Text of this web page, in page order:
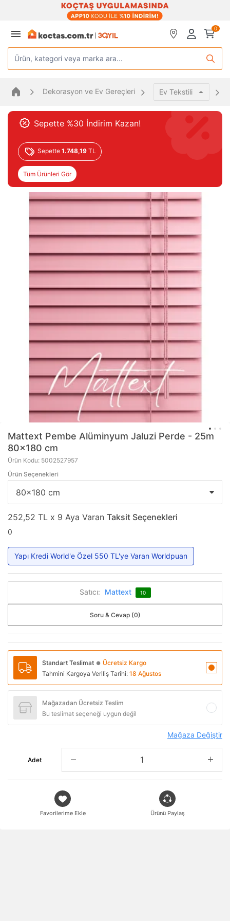
0
Ürün, kategori veya marka ara...
Dekorasyon ve Ev Gereçleri Ev Tekstili
Sepette %30 İndirim Kazan!
Sepette 1.748,19 TL
Tüm Ürünleri Gör
Mattext Pembe Alüminyum Jaluzi Perde - 25m
80x180 cm
Ürün Kodu: 5002527957
Ürün Seçenekleri
252,52 TL x 9 Aya Varan Taksit Seçenekleri
0
Yapı Kredi World'e Özel 550 TL'ye Varan Worldpuan
Satıcı: Mattext 10
Soru & Cevap (0)
Standart Teslimat ● Ücretsiz Kargo
Tahmini Kargoya Veriliş Tarihi: 18 Ağustos
Mağazadan Ücretsiz Teslim
Bu teslimat seçeneği uygun değil
Mağaza Değiştir
Adet
Favorilerime Ekle Ürünü Paylaş